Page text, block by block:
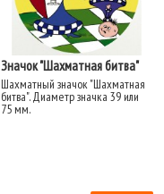
Значок "Шахматная битва"
Шахматный значок "Шахматная
битва". Диаметр значка 39 или
75 мм.​